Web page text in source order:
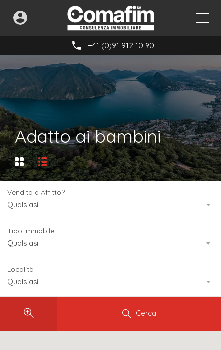
+41 (0)91 912 10 90
Adatto ai bambini
Vendita o Affitto?
Qualsiasi
Tipo Immobile
Qualsiasi
Località
Qualsiasi
Cerca